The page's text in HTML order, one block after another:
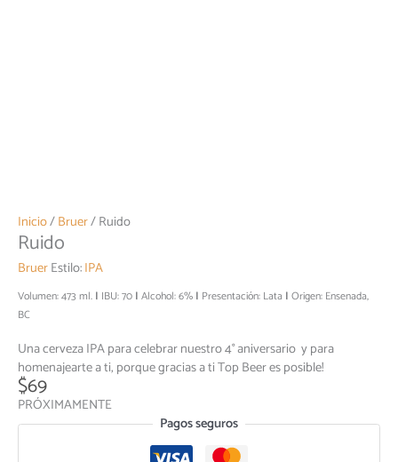
Inicio/Bruer/ Ruido
Ruido
BruerEstilo:IPA
Volumen: 473 ml. IBU: 70 Alcohol: 6% Presentación: Lata Origen: Ensenada,
BC
Una cerveza IPA para celebrar nuestro 4° aniversario y para
homenajearte a ti, porque gracias a ti Top Beer es posible!
$69
PRÓXIMAMENTE
Pagos seguros